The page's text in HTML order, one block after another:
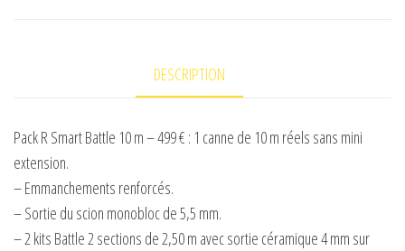
DESCRIPTION
Pack R Smart Battle 10 m – 499 € : 1 canne de 10 m réels sans mini
extension.
– Emmanchements renforcés.
– Sortie du scion monobloc de 5,5 mm.
– 2 kits Battle 2 sections de 2,50 m avec sortie céramique 4 mm sur